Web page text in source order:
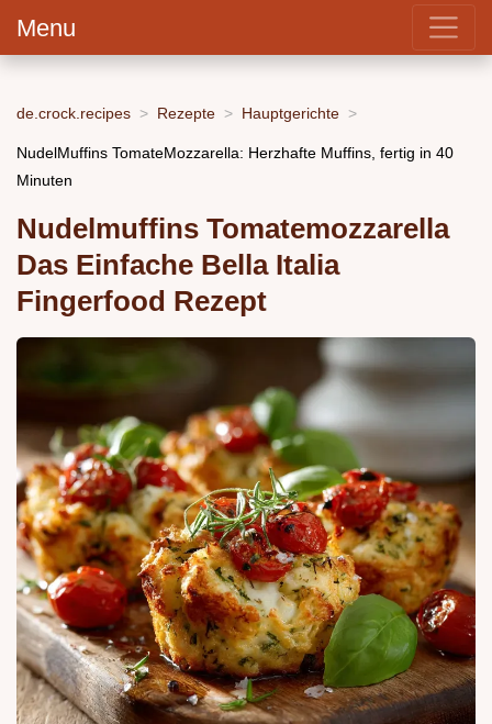
Menu
de.crock.recipes Rezepte Hauptgerichte
NudelMuffins TomateMozzarella: Herzhafte Muffins, fertig in 40
Minuten
Nudelmuffins Tomatemozzarella
Das Einfache Bella Italia
Fingerfood Rezept